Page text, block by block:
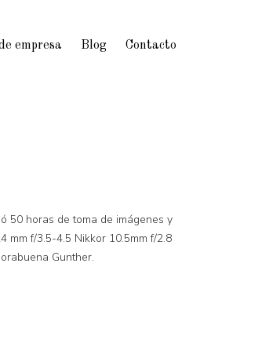
empresa Blog Contacto
50 horas de toma de imágenes y
mm f/3.5-4.5 Nikkor 10.5mm f/2.8
Gunther.